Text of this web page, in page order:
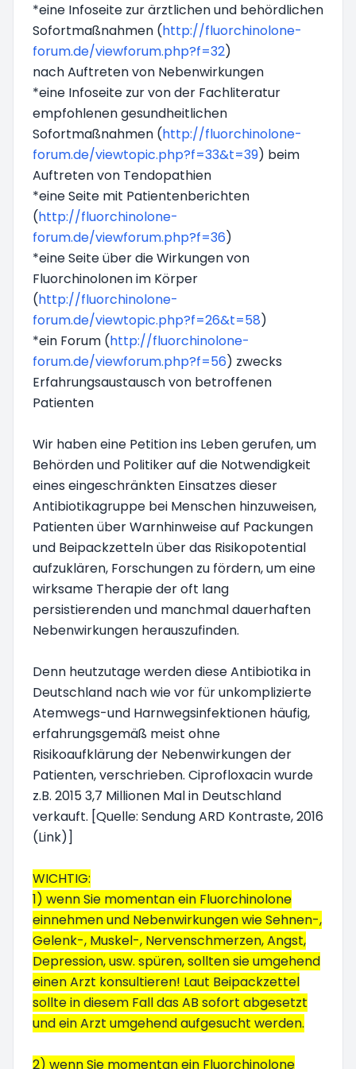
*eine Infoseite zur ärztlichen und behördlichen
Sofortmaßnahmen (http://fluorchinolone-
forum.de/viewforum.php?f=32)
nach Auftreten von Nebenwirkungen
*eine Infoseite zur von der Fachliteratur
empfohlenen gesundheitlichen
Sofortmaßnahmen (http://fluorchinolone-
forum.de/viewtopic.php?f=33&t=39) beim
Auftreten von Tendopathien
*eine Seite mit Patientenberichten
(http://fluorchinolone-
forum.de/viewforum.php?f=36)
*eine Seite über die Wirkungen von
Fluorchinolonen im Körper
(http://fluorchinolone-
forum.de/viewtopic.php?f=26&t=58)
*ein Forum (http://fluorchinolone-
forum.de/viewforum.php?f=56) zwecks
Erfahrungsaustausch von betroffenen
Patienten
Wir haben eine Petition ins Leben gerufen, um
Behörden und Politiker auf die Notwendigkeit
eines eingeschränkten Einsatzes dieser
Antibiotikagruppe bei Menschen hinzuweisen,
Patienten über Warnhinweise auf Packungen
und Beipackzetteln über das Risikopotential
aufzuklären, Forschungen zu fördern, um eine
wirksame Therapie der oft lang
persistierenden und manchmal dauerhaften
Nebenwirkungen herauszufinden.
Denn heutzutage werden diese Antibiotika in
Deutschland nach wie vor für unkomplizierte
Atemwegs-und Harnwegsinfektionen häufig,
erfahrungsgemäß meist ohne
Risikoaufklärung der Nebenwirkungen der
Patienten, verschrieben. Ciprofloxacin wurde
z.B. 2015 3,7 Millionen Mal in Deutschland
verkauft. [Quelle: Sendung ARD Kontraste, 2016
(Link)]
WICHTIG:
1) wenn Sie momentan ein Fluorchinolone
einnehmen und Nebenwirkungen wie Sehnen-,
Gelenk-, Muskel-, Nervenschmerzen, Angst,
Depression, usw. spüren, sollten sie umgehend
einen Arzt konsultieren! Laut Beipackzettel
sollte in diesem Fall das AB sofort abgesetzt
und ein Arzt umgehend aufgesucht werden.
2) wenn Sie momentan ein Fluorchinolone